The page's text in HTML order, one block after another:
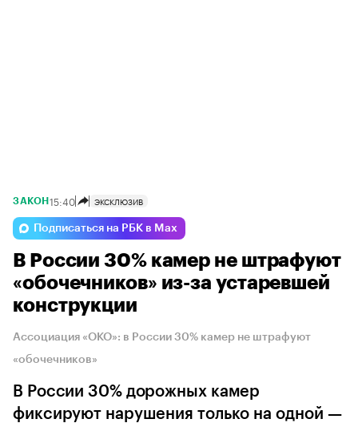
ЗАКОН 15:40 ЭКСКЛЮЗИВ
Подписаться на РБК в Max
В России 30% камер не штрафуют
«обочечников» из-за устаревшей
конструкции
Ассоциация «ОКО»: в России 30% камер не штрафуют
«обочечников»
В России 30% дорожных камер
фиксируют нарушения только на одной —